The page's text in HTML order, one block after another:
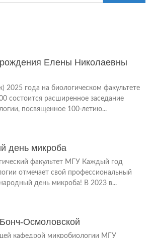
Елены Николаевны
2025 года на биологическом факультете
состоится расширенное заседание
посвященное 100-летию...
день микроба
факультет МГУ Каждый год
отмечает свой профессиональный
день микроба! В 2023 в...
Осмоловской
кафедрой микробиологии МГУ